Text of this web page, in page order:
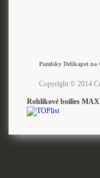
Pamlsky Delikapet na
Copyright © 2014
Rohlikové boilies